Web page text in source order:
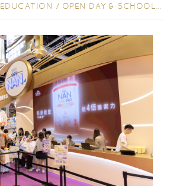
EDUCATION / OPEN DAY & SCHOOL EVENTS